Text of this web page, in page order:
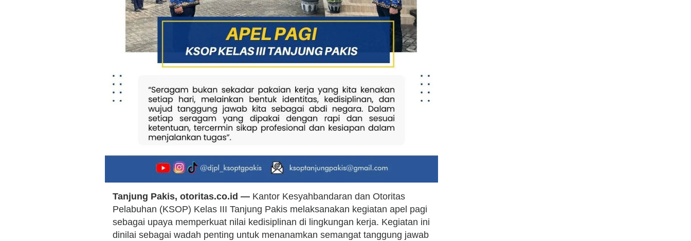
Tanjung Pakis, otoritas.co.id — Kantor Kesyahbandaran dan Otoritas
Pelabuhan (KSOP) Kelas III Tanjung Pakis melaksanakan kegiatan apel pagi
sebagai upaya memperkuat nilai kedisiplinan di lingkungan kerja. Kegiatan ini
dinilai sebagai wadah penting untuk menanamkan semangat tanggung jawab